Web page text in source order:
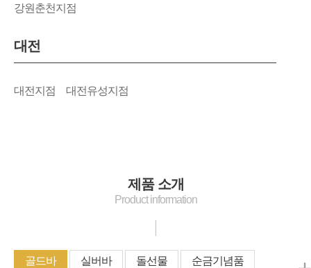
강원춘천지점
대전
대전지점 대전유성지점
제품 소개
Product information
골드바 실버바 돌선물 순금기념품